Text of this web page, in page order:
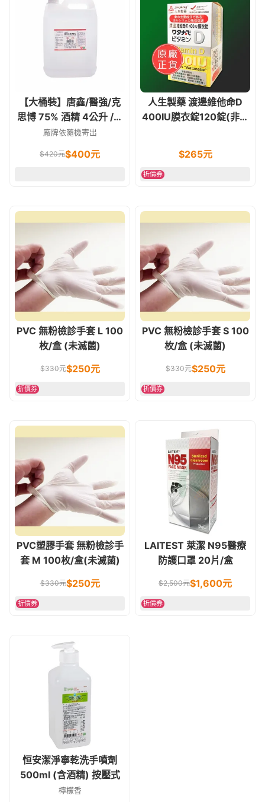
【大桶裝】唐鑫/醫強/克
思博 75% 酒精 4公升 /環
境.手部清潔(乙醇)
廠牌依隨機寄出
$420元$400元
人生製藥 渡邊維他命D
400IU膜衣錠120錠(非活
$265元
折價券
PVC 無粉檢診手套 L 100
枚/盒 (未滅菌)
$330元$250元
折價券
PVC 無粉檢診手套 S 100
枚/盒 (未滅菌)
$330元$250元
折價券
PVC塑膠手套 無粉檢診手
套 M 100枚/盒(未滅菌)
$330元$250元
折價券
LAITEST 萊潔 N95醫療
防護口罩 20片/盒
$2,500元$1,600元
折價券
恒安潔淨寧乾洗手噴劑
500ml (含酒精) 按壓式
檸檬香